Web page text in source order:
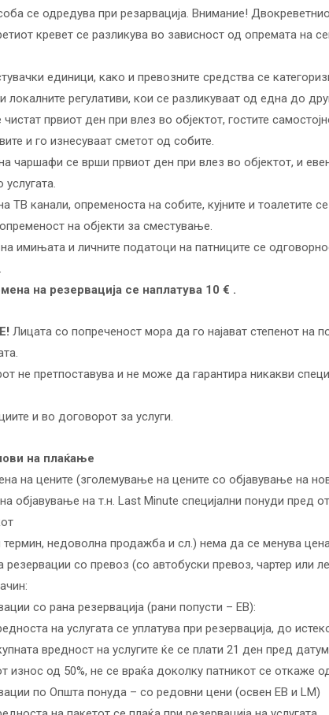
се одредува при резарвација. Внимание!
кревет се разликува во зависност од опремата на
единици, како и превозните средства се
локалните регулативи, кои се разликуваат од една до
првиот ден при влез во објектот, гостите
и го изнесуваат сметот од собите.
чаршафи се врши првиот ден при влез во објектот, и
услугата.
ТВ канали, опременоста на собите, кујните и тоалетите
на објекти за сместување.
имињата и личните податоци на патниците се
на резервација се наплатува 10 € .
Лицата со попреченост мора да го најават степенот на
не претпоставува и не може да гарантира никакви
и во договорот за услуги.
на плаќање
на цените (зголемување на цените со објавување на
објавување на т.н. Last Minute специјални понуди
недоволна продажба и сл.) нема да се менува
резервации со превоз (со автобуски превоз, чартер или
со рана резервација (рани попусти – EB):
на услугата се уплатува при резервација, до
вредност на услугите ќе се плати 21 ден пред
износ од 50%, не се враќа доколку патникот се откаже
по Општа понуда – со редовни цени (освен EB и LM)